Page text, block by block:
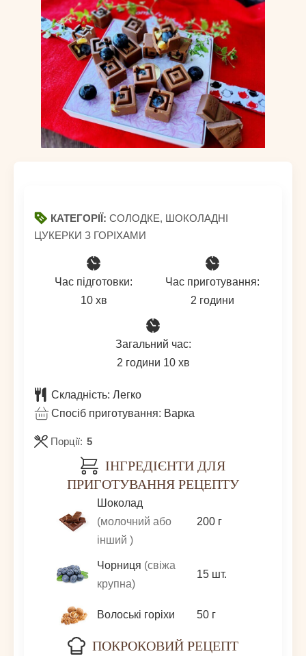
КАТЕГОРІЇ: СОЛОДКЕ, ШОКОЛАДНІ
ЦУКЕРКИ З ГОРІХАМИ
Час підготовки:
10хвилин
хв
Час приготування:
2 години
години
Загальний час:
2години
години 10хвилин
хв
Складність: Легко
Спосіб приготування: Варка
Порції: 5
ІНГРЕДІЄНТИ ДЛЯ
ПРИГОТУВАННЯ РЕЦЕПТУ
Шоколад
(молочний або
інший )
200 г
Чорниця (свіжа
крупна)
15 шт.
Волоські горіхи 50 г
ПОКРОКОВИЙ РЕЦЕПТ